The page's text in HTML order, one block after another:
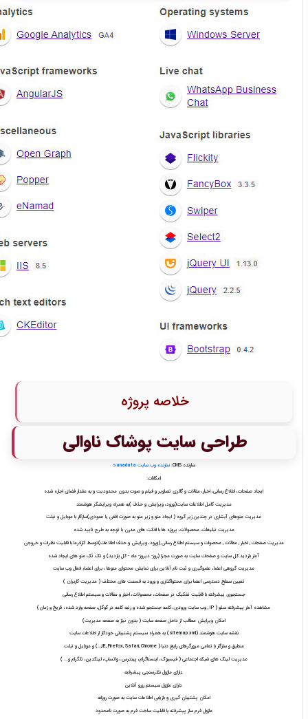
خلاصه پروژه
طراحی سایت پوشاک ناوالی
سازنده CMS: سازنده وب سایت s anadata
امکانات:
ايجاد صفحات، اطلاع رسانی، اخبار، مقالات و گالری تصاوير و فیلم و صوت بدون محدوديت و به مقدار فضای اجاره شده
مديريت کامل اطلاعات سايت(ورود، ويرايش و حذف )به همراه ويرايشگر هوشمند
مديريت منوهای آبشاری در چندين زير گروه ( ايجاد منو و زير منو به صورت افقی يا عمودی)سازگار با موبایل و تبلت
مدیریت تبلیغات، محصولات، پروژه ها با افکت های مدرن با توجه به طرح تایید شده
مديريت صفحات , اخبار , مقالات , محصوات و سیستم اطلاع رسانی (ورود، ويرايش و حذف اطلاعات)توسط کارفرما با قابليت نظرات و خروجی
آمار بازديد کل سايت و صفحات سايت به صورت مجزا (روز- ديروز- ماه - کل بازديد) و تک تک منو های ایجاد شده
مديريت گروهی اعضا، عضوگيری و ثبت نام آنلاین برای نمايش محتوای منوها ، برای اعضاء فعال وب سايت
تعیین سطح دسترسی اعضا برای محتواگذاری و ورود به قسمت های مختلف ( مدیریت کاربران )
جستجوی پيشرفته با قابلیت تفکیک در صفحات، محصولات، اخبار و مقالات و سیستم اطلاع رسانی
مشاهده آمار پیشرفته سئو ( IP , وب سایت ورودی، کلمه جستجو شده و رتبه کلمه در گوگل، صفحه وارد شده، تاریخ و زمان)
امکان ویرایش مطالب از داخل صفحه سایت ( بدون نیاز به صفحه مدیریت)
نقشه سايت هوشمند (sitemap.xml) به همراه سیستم پشتیبانی خودکار از اطلاعات سایت
منطبق و سازگار با تمامی مرورگرهای رایج دنیا ( IE, Firefox, Safari, Chrome,…) و موبایل و تبلت
مدیریت لینک های شبکه اجتماعی ( فیسبوک، اینستاگرام، پینترس، واتساپ، لینکدین، تلگرام و... )
دارای ماژول نظرسنجی پیشرفته
دارای ماژول سیستم رزرو آنلاین
امکان پشتیبان گیری و بازیابی اطلاعات سایت به صورت روزانه
ماژول فرم ساز پیشرفته با قابلیت ساخت فرم به صورت نامحدود